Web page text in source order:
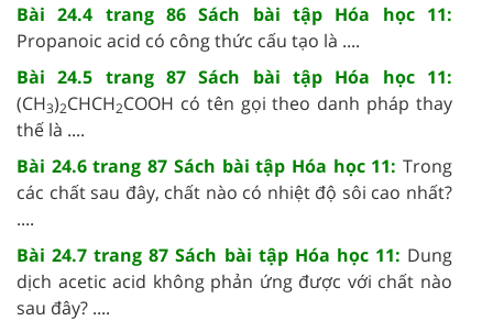
Bài 24.4 trang 86 Sách bài tập Hóa học 11:
Propanoic acid có công thức cấu tạo là ....
Bài 24.5 trang 87 Sách bài tập Hóa học 11:
(CH3)2CHCH2COOH có tên gọi theo danh pháp thay
thế là ....
Bài 24.6 trang 87 Sách bài tập Hóa học 11: Trong
các chất sau đây, chất nào có nhiệt độ sôi cao nhất?
....
Bài 24.7 trang 87 Sách bài tập Hóa học 11: Dung
dịch acetic acid không phản ứng được với chất nào
sau đây? ....